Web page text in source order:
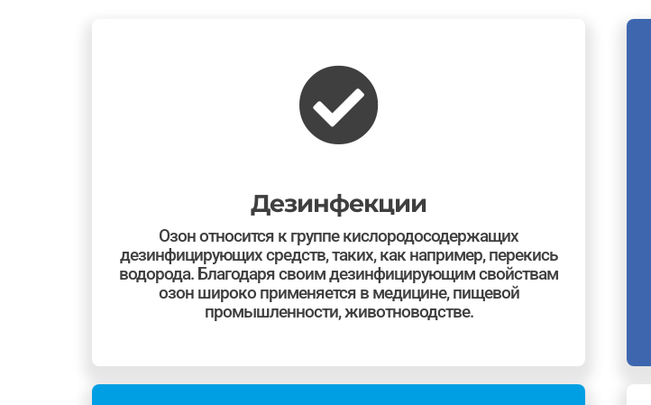
Дезинфекции
Озон относится к группе кислородосодержащих
дезинфицирующих средств, таких, как например, перекись
водорода. Благодаря своим дезинфицирующим свойствам
озон широко применяется в медицине, пищевой
промышленности, животноводстве.